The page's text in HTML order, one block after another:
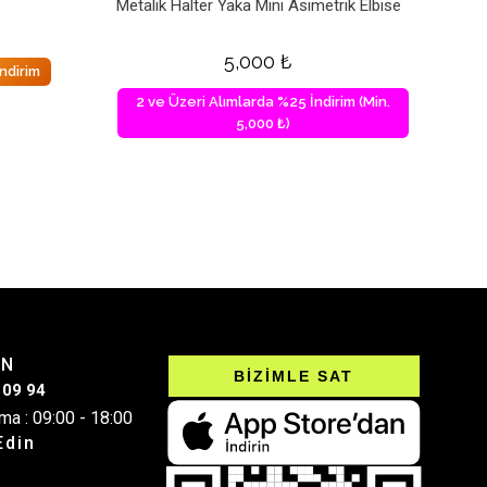
Metalik Halter Yaka Mini Asimetrik Elbise
5,000₺
2 ve Üzeri Alımlarda %25 İndirim (Min.
5,000 ₺)
94
: 09:00 - 18:00
BİZİMLE SAT